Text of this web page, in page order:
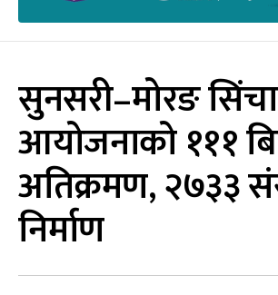
सुनसरी–मोरङ
आयोजनाको १११
अतिक्रमण, २७३३
निर्माण